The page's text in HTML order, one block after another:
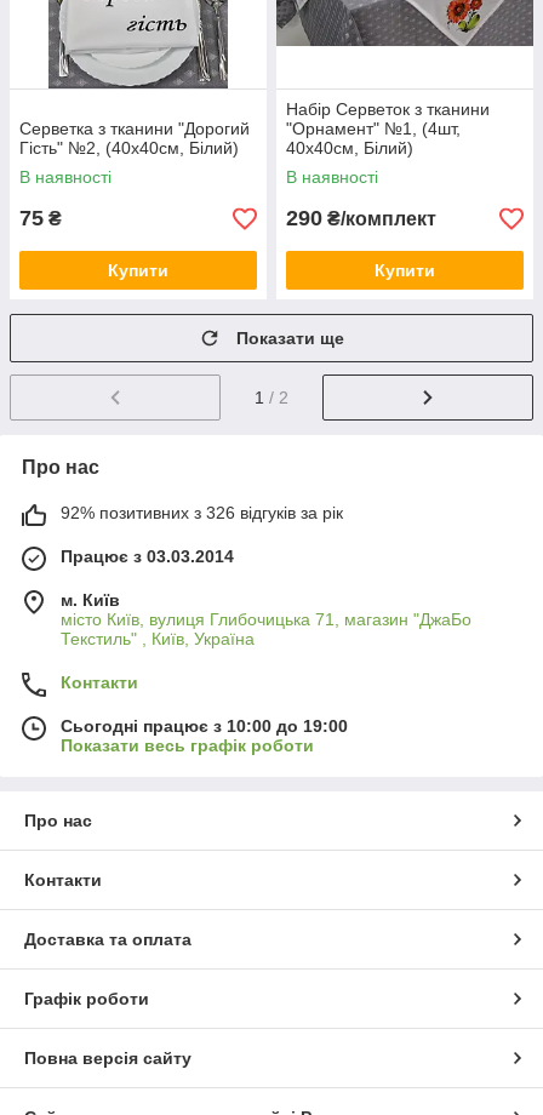
Серветка з тканини "Дорогий
Гість" №2, (40х40см, Білий)
В наявності
75 ₴
Купити
Набір Серветок з тканини
"Орнамент" №1, (4шт,
40х40см, Білий)
В наявності
290 ₴/комплект
Купити
Показати ще
1 / 2
Про нас
92% позитивних з 326 відгуків за рік
Працює з 03.03.2014
м. Київ
місто Київ, вулиця Глибочицька 71, магазин "ДжаБо
Текстиль" , Київ, Україна
Контакти
Сьогодні працює з 10:00 до 19:00
Показати весь графік роботи
Про нас
Контакти
Доставка та оплата
Графік роботи
Повна версія сайту